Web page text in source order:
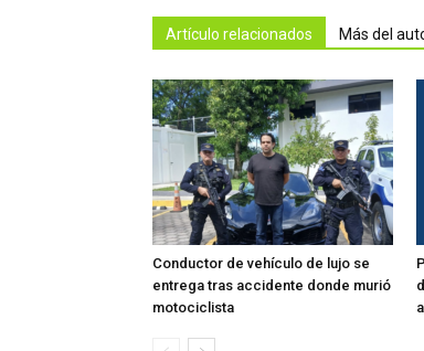
Artículo relacionados Más del
Conductor de vehículo de lujo se
entrega tras accidente donde murió
motociclista